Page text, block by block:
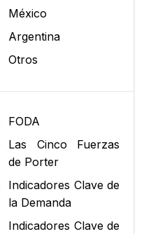
México
Argentina
Otros
FODA
Las Cinco Fuerzas
de Porter
Indicadores Clave de
la Demanda
Indicadores Clave de